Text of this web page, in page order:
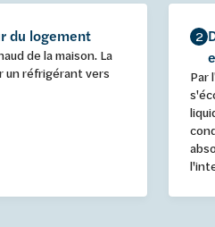
du logement
de la maison. La
un réfrigérant vers
2
Par